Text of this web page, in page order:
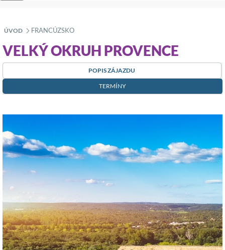
ÚVOD »
FRANCÚZSKO
VELKÝ OKRUH PROVENCE
POPIS ZÁJAZDU
TERMÍNY